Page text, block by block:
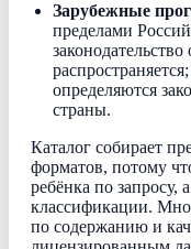
Зарубежные
пределами
определяются
страны.
Каталог собирает
форматов, потому
ребёнка по запросу,
классификации.
по содержанию и